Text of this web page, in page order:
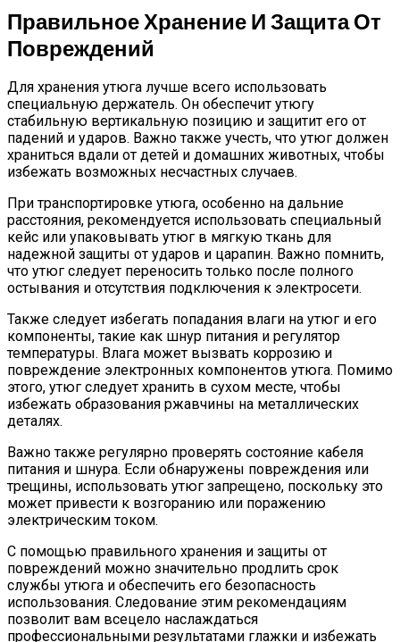
Правильное Хранение И Защита От
Повреждений
Для хранения утюга лучше всего использовать
специальную держатель. Он обеспечит утюгу
стабильную вертикальную позицию и защитит его от
падений и ударов. Важно также учесть, что утюг должен
храниться вдали от детей и домашних животных, чтобы
избежать возможных несчастных случаев.
При транспортировке утюга, особенно на дальние
расстояния, рекомендуется использовать специальный
кейс или упаковывать утюг в мягкую ткань для
надежной защиты от ударов и царапин. Важно помнить,
что утюг следует переносить только после полного
остывания и отсутствия подключения к электросети.
Также следует избегать попадания влаги на утюг и его
компоненты, такие как шнур питания и регулятор
температуры. Влага может вызвать коррозию и
повреждение электронных компонентов утюга. Помимо
этого, утюг следует хранить в сухом месте, чтобы
избежать образования ржавчины на металлических
деталях.
Важно также регулярно проверять состояние кабеля
питания и шнура. Если обнаружены повреждения или
трещины, использовать утюг запрещено, поскольку это
может привести к возгоранию или поражению
электрическим током.
С помощью правильного хранения и защиты от
повреждений можно значительно продлить срок
службы утюга и обеспечить его безопасность
использования. Следование этим рекомендациям
позволит вам всецело наслаждаться
профессиональными результатами глажки и избежать